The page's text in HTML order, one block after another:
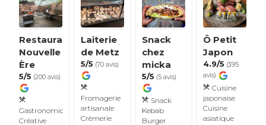
Restaurant
Nouvelle
Ère
5/5 (200 avis)
Gastronomique
Créative
Laiterie
de Metz
5/5 (70 avis)
Fromagerie
artisanale
Crèmerie
Snack
chez
micka
5/5 (5 avis)
Snack
Kebab
Burger
Ô Petit
Japon
4.9/5 (395
avis)
Cuisine
japonaise
Cuisine
asiatique